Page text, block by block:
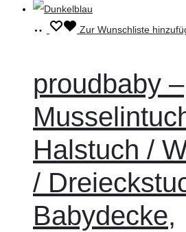
Ausführung
Dieses
mehrere
Varianten
auf.
Die
Optionen
können
auf
Zur Wunschliste
proudbaby –
Halstuch /
/
Babydecke,